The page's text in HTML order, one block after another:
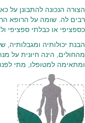
הצורה הנכונה להתבונן על
רבים לה. שומה על הרופא
כספציפי או כבלתי ספציפי
הבנת יכולותיה ומגבלותיה,
מהחולים, הינה חיונית על
ומתאימה למטופלו, מתי